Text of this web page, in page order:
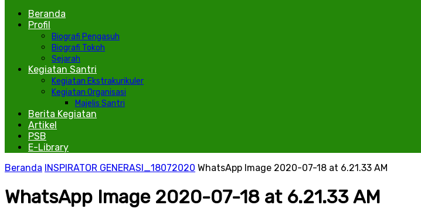
Beranda
Profil
Biografi Pengasuh
Biografi Tokoh
Sejarah
Kegiatan Santri
Kegiatan Ekstrakurikuler
Kegiatan Organisasi
Majelis Santri
Berita Kegiatan
Artikel
PSB
E-Library
Beranda INSPIRATOR GENERASI_18072020 WhatsApp Image 2020-07-18 at 6.21.33 AM
WhatsApp Image 2020-07-18 at 6.21.33 AM